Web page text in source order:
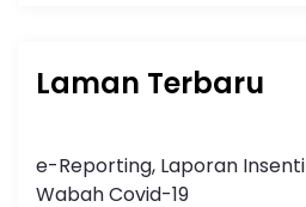
Laman Terbaru
e-Reporting, Laporan
Wabah Covid-19